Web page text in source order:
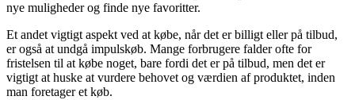
nye muligheder og finde nye favoritter.
Et andet vigtigt aspekt ved at købe, når det er billigt eller på tilbud,
er også at undgå impulskøb. Mange forbrugere falder ofte for
fristelsen til at købe noget, bare fordi det er på tilbud, men det er
vigtigt at huske at vurdere behovet og værdien af produktet, inden
man foretager et køb.